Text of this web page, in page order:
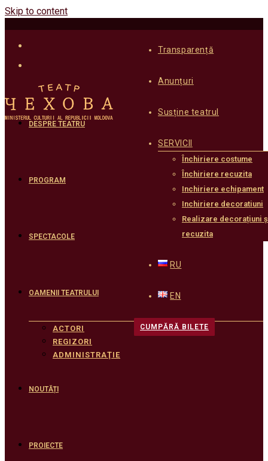
Skip to content
Transparență
Anunțuri
Susține teatrul
SERVICII
Închiriere costume
Închiriere recuzita
Inchiriere echipament
Inchiriere decoratiuni
Realizare decorațiuni
recuzita
RU
EN
CUMPĂRĂ BILETE
DESPRE TEATRU
PROGRAM
SPECTACOLE
OAMENII TEATRULUI
ACTORI
REGIZORI
ADMINISTRAŢIE
NOUTĂȚI
PROIECTE